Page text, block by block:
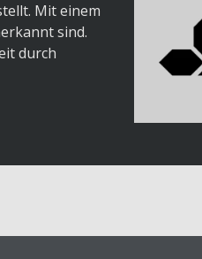
Mit einem
sind.
durch